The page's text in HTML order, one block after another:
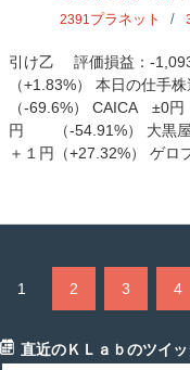
2391プラネット
引け乙 評価損益：-
（+1.83%） 本日の仕
（-69.6%） CAICA ±0
円 （-54.91%） 大黒
＋１円（+27.32%） ゲロ
1 2 3 4
直近のＫＬａｂのツイ